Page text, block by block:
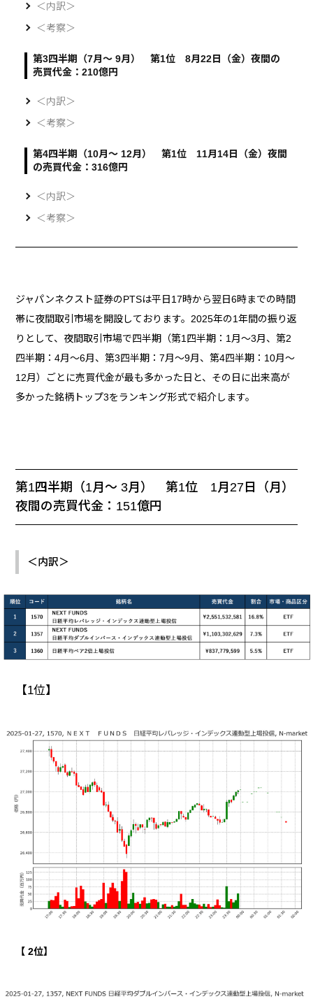
＜内訳＞
＜考察＞
第3四半期（7月～ 9月） 第1位 8月22日（金）夜間の
売買代金：210億円
＜内訳＞
＜考察＞
第4四半期（10月～ 12月） 第1位 11月14日（金）夜間
の売買代金：316億円
＜内訳＞
＜考察＞
ジャパンネクスト証券のPTSは平日17時から翌日6時までの時間
帯に夜間取引市場を開設しております。2025年の1年間の振り返
りとして、夜間取引市場で四半期（第1四半期：1月～3月、第2
四半期：4月～6月、第3四半期：7月～9月、第4四半期：10月～
12月）ごとに売買代金が最も多かった日と、その日に出来高が
多かった銘柄トップ3をランキング形式で紹介します。
第1四半期（1月～ 3月） 第1位 1月27日（月）
夜間の売買代金：151億円
＜内訳＞
【1位】
【 2位】